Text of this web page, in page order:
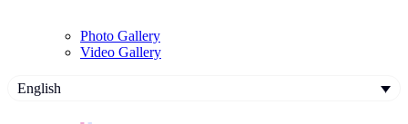
Photo Gallery
Video Gallery
English